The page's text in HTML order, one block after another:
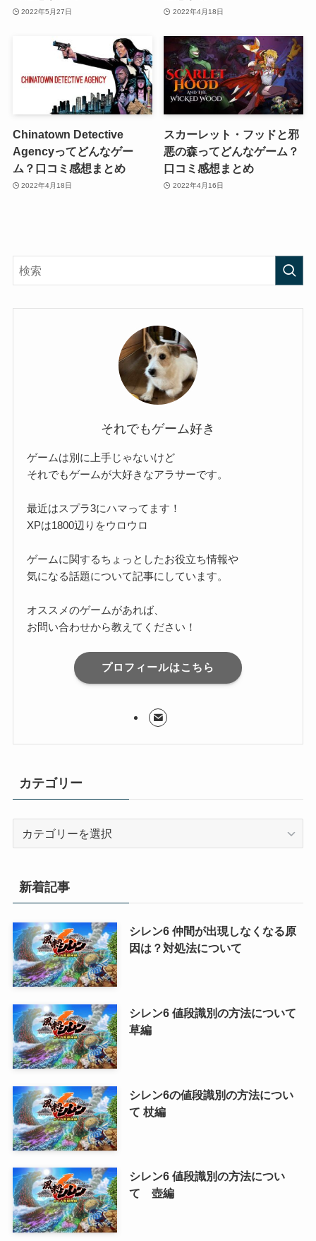
2022年5月27日 2022年4月18日
Chinatown Detective
Agencyってどんなゲー
ム？口コミ感想まとめ
2022年4月18日
スカーレット・フッドと邪
悪の森ってどんなゲーム？
口コミ感想まとめ
2022年4月16日
それでもゲーム好き
ゲームは別に上手じゃないけど
それでもゲームが大好きなアラサーです。
最近はスプラ3にハマってます！
XPは1800辺りをウロウロ
ゲームに関するちょっとしたお役立ち情報や
気になる話題について記事にしています。
オススメのゲームがあれば、
お問い合わせから教えてください！
プロフィールはこちら
カテゴリー
リ
ー
新着記事
シレン6 仲間が出現しなくなる原
因は？対処法について
シレン6 値段識別の方法について
草編
シレン6の値段識別の方法につい
て 杖編
シレン6 値段識別の方法につい
て 壺編